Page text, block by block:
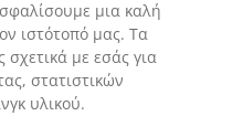
Η εξωτική αίσθηση
φυτό JAKOB που
μια καλή
ιστότοπό μας. Τα
με εσάς για
στατιστικών
υλικού.